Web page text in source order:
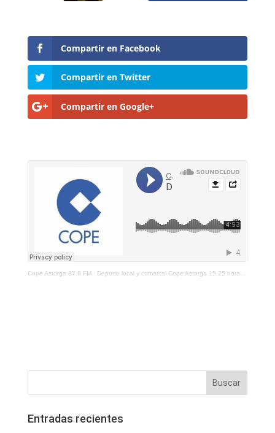
Compartir en Facebook
Compartir en Twitter
Compartir en Google+
Cope Astorga 87.6 FM· Deporte local y comarcal Cope Astorga 15.25 horas 19 de abril de 2021
Entradas recientes